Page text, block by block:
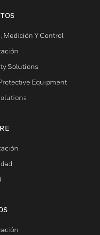
Medición Y Control
Solutions
Equipment